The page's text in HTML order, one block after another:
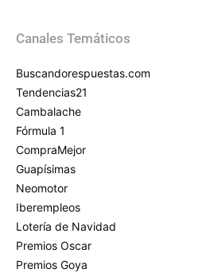
Canales Temáticos
Buscandorespuestas.com
Tendencias21
Cambalache
Fórmula 1
CompraMejor
Guapísimas
Neomotor
Iberempleos
Lotería de Navidad
Premios Oscar
Premios Goya